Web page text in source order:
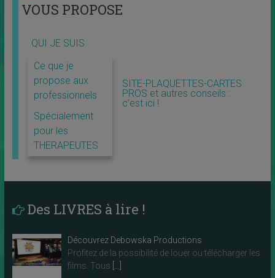
VOUS PROPOSE
QUI JE SUIS
Ce que je
propose aux
professionnels
Spécialement
pour les
THERAPEUTES
SITE-PLAQUETTES-CARTES
PROS et autres conseils :
c’est ici !
Des LIVRES à lire !
Découvrez Debowska Productions
Profitez de la possibilité de louer ou télécharger les
films. Tous […]